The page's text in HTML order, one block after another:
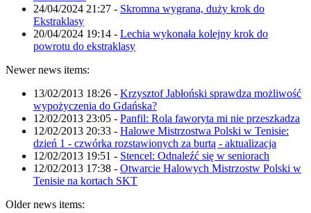
24/04/2024 21:27 - Skromna wygrana, duży krok do
Ekstraklasy
20/04/2024 19:14 - Lechia wykonała kolejny krok do
powrotu do ekstraklasy
Newer news items:
13/02/2013 18:26 - Krzysztof Jabłoński sprawdza możliwość
wypożyczenia do Gdańska?
12/02/2013 23:05 - Panfil: Rola faworyta mi nie przeszkadza
12/02/2013 20:33 - Halowe Mistrzostwa Polski w Tenisie:
dzień 1 - czwórka rozstawionych za burtą - aktualizacja
12/02/2013 19:51 - Stencel: Odnaleźć się w seniorach
12/02/2013 17:38 - Otwarcie Halowych Mistrzostw Polski w
Tenisie na kortach SKT
Older news items: